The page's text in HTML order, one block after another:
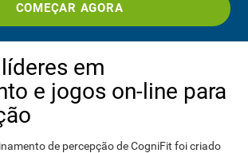
COMEÇAR AGORA
em
e jogos on-line para
de percepção de CogniFit foi criado